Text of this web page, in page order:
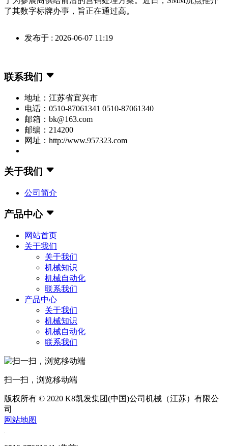
了其数字标牌办事，旨正在通过高。
发布于 : 2026-06-07 11:19
联系我们
地址：江苏省宜兴市
电话：0510-87061341 0510-87061340
邮箱：bk@163.com
邮编：214200
网址：http://www.957323.com
关于我们
公司简介
产品中心
网站首页
关于我们
关于我们
机械知识
机械自动化
联系我们
产品中心
关于我们
机械知识
机械自动化
联系我们
扫一扫，浏览移动端
版权所有 © 2020 K8凯发集团(中国)公司机械（江苏）有限公
司
网站地图